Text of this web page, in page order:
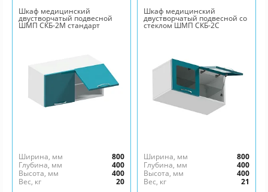
Шкаф медицинский
двустворчатый подвесной
ШМП СКБ-2М стандарт
Ширина, мм
800
Глубина, мм
400
Высота, мм
400
Вес, кг
20
Шкаф медицинский
двустворчатый подвесной со
стеклом ШМП СКБ-2С
Ширина, мм
800
Глубина, мм
400
Высота, мм
400
Вес, кг
21